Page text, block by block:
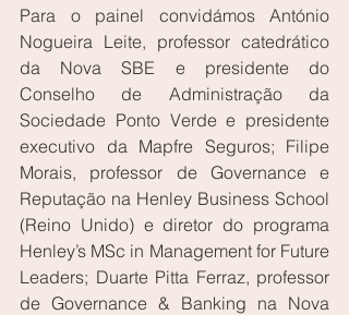
Para o painel convidámos António
Nogueira Leite, professor catedrático
da Nova SBE e presidente do
Conselho de Administração da
Sociedade Ponto Verde e presidente
executivo da Mapfre Seguros; Filipe
Morais, professor de Governance e
Reputação na Henley Business School
(Reino Unido) e diretor do programa
Henley’s MSc in Management for Future
Leaders; Duarte Pitta Ferraz, professor
de Governance & Banking na Nova